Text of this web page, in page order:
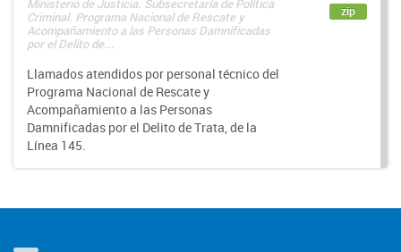
Ministerio de Justicia. Subsecretaría de Política
Criminal. Programa Nacional de Rescate y
Acompañamiento a las Personas Damnificadas
por el Delito de...
Llamados atendidos por personal técnico del
Programa Nacional de Rescate y
Acompañamiento a las Personas
Damnificadas por el Delito de Trata, de la
Línea 145.
zip